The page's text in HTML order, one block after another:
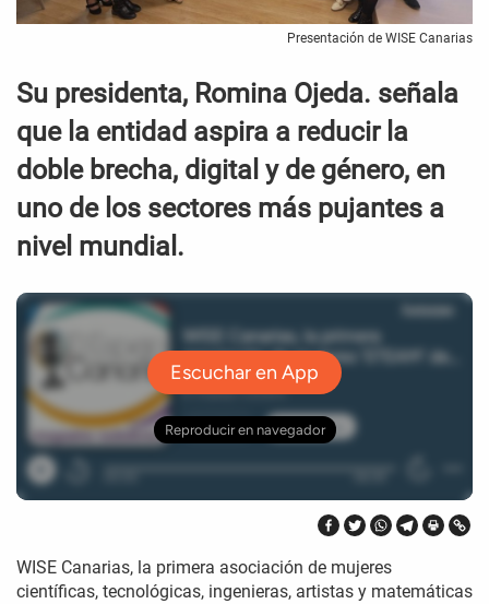
Presentación de WISE Canarias
Su presidenta, Romina Ojeda. señala
que la entidad aspira a reducir la
doble brecha, digital y de género, en
uno de los sectores más pujantes a
nivel mundial.
WISE Canarias, la primera asociación de mujeres
científicas, tecnológicas, ingenieras, artistas y matemáticas